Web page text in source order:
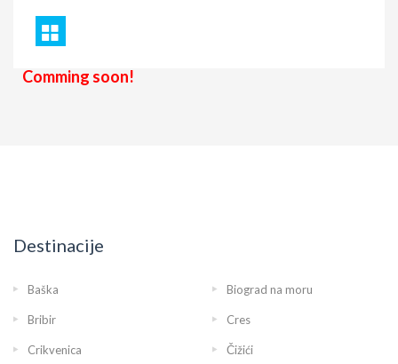
Comming soon!
Destinacije
Baška Biograd na moru
Bribir Cres
Crikvenica Čižići